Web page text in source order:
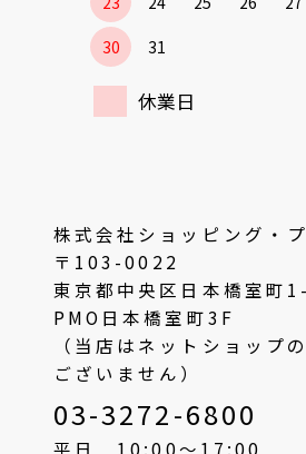
30
31
休業日
株式会社ショッピング・
〒103-0022
東京都中央区日本橋室
PMO日本橋室町3F
（当店はネットショップ
ございません）
03-3272-6800
平日 10:00〜17:00